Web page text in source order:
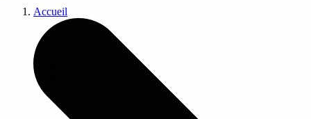
Accueil